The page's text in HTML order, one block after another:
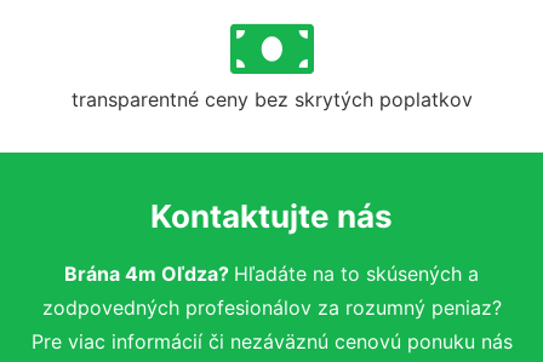
transparentné ceny bez skrytých poplatkov
Kontaktujte nás
Brána 4m Oľdza? Hľadáte na to skúsených a
zodpovedných profesionálov za rozumný peniaz?
Pre viac informácií či nezáväznú cenovú ponuku nás